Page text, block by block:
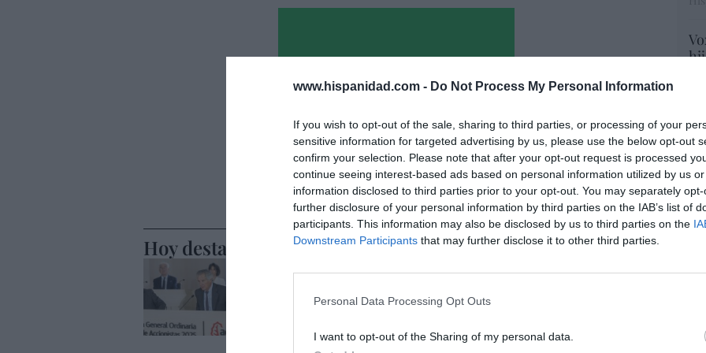
www.hispanidad.com - Do Not Process My Personal Information
If you wish to opt-out of the sale, sharing to third parties, or processing of your
sensitive information for targeted advertising by us, please use the below opt-out
confirm your selection. Please note that after your opt-out request is processed
continue seeing interest-based ads based on personal information utilized by us
information disclosed to third parties prior to your opt-out. You may separately
further disclosure of your personal information by third parties on the IAB’s list of
participants. This information may also be disclosed by us to third parties on the
Downstream Participants that may further disclose it to other third parties.
Personal Data Processing Opt Outs
I want to opt-out of the Sharing of my personal data.
Hoy destacamos
alza, cotización a la baja y reputación en